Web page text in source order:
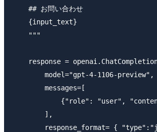
    ## お問い合わせ
    {input_text}
    """
response =
        model="gpt-4-1106-preview",
        messages=[
{"role": "user",
        ],
response_format= {